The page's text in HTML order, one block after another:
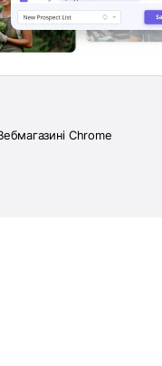
Chrome